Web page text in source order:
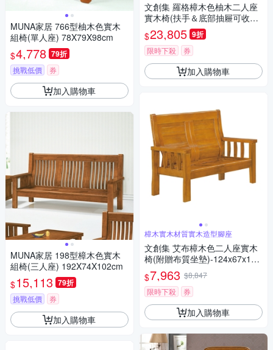
MUNA家居 766型柚木色實木
組椅(單人座) 78X79X98cm
$4,778 79折
挑戰低價 券
加入購物車
MUNA家居 198型樟木色實木
組椅(三人座) 192X74X102cm
$15,113 79折
挑戰低價 券
加入購物車
文創集 羅格樟木色柚木二人座
實木椅(扶手＆底部抽屜可收納)
-173x73x98cm免組
$23,805 9折
限時下殺 券
加入購物車
樟木實木材質實木造型腳座
文創集 艾布樟木色二人座實木
椅(附贈布質坐墊)-124x67x100
cm免組
$7,963 $8,847
限時下殺
券
加入購物車